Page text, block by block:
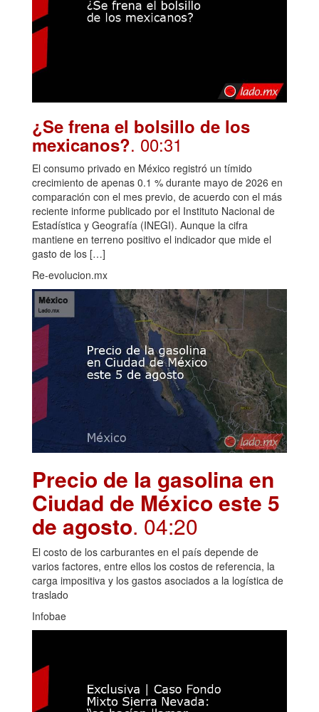
¿Se frena el bolsillo de los
mexicanos?. 00:31
El consumo privado en México registró un tímido
crecimiento de apenas 0.1 % durante mayo de 2026 en
comparación con el mes previo, de acuerdo con el más
reciente informe publicado por el Instituto Nacional de
Estadística y Geografía (INEGI). Aunque la cifra
mantiene en terreno positivo el indicador que mide el
gasto de los […]
Re-evolucion.mx
Precio de la gasolina en
Ciudad de México este 5
de agosto. 04:20
El costo de los carburantes en el país depende de
varios factores, entre ellos los costos de referencia, la
carga impositiva y los gastos asociados a la logística de
traslado
Infobae